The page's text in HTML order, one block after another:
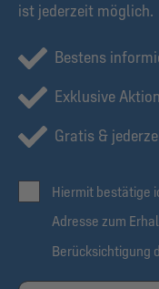
ist jederzeit möglich.
Bestens
Exklusive
Gratis &
Hiermit bestätige
Adresse zum
Berücksichtigung